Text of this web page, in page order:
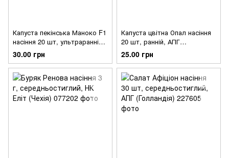
Капуста пекінська Маноко F1
насіння 20 шт, ультраранній
гібрид, АПГ (Голландія)
30.00 грн
Капуста цвітна Опал насіння
20 шт, ранній, АПГ
(Голландія)
25.00 грн